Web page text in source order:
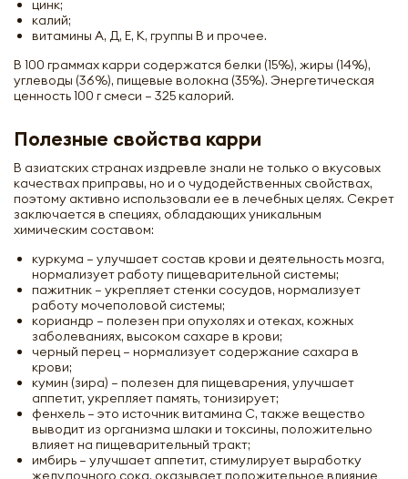
цинк;
калий;
витамины А, Д, Е, К, группы В и прочее.
В 100 граммах карри содержатся белки (15%), жиры (14%),
углеводы (36%), пищевые волокна (35%). Энергетическая
ценность 100 г смеси – 325 калорий.
Полезные свойства карри
В азиатских странах издревле знали не только о вкусовых
качествах приправы, но и о чудодейственных свойствах,
поэтому активно использовали ее в лечебных целях. Секрет
заключается в специях, обладающих уникальным
химическим составом:
куркума – улучшает состав крови и деятельность мозга,
нормализует работу пищеварительной системы;
пажитник – укрепляет стенки сосудов, нормализует
работу мочеполовой системы;
кориандр – полезен при опухолях и отеках, кожных
заболеваниях, высоком сахаре в крови;
черный перец – нормализует содержание сахара в
крови;
кумин (зира) – полезен для пищеварения, улучшает
аппетит, укрепляет память, тонизирует;
фенхель – это источник витамина С, также вещество
выводит из организма шлаки и токсины, положительно
влияет на пищеварительный тракт;
имбирь – улучшает аппетит, стимулирует выработку
желудочного сока, оказывает положительное влияние